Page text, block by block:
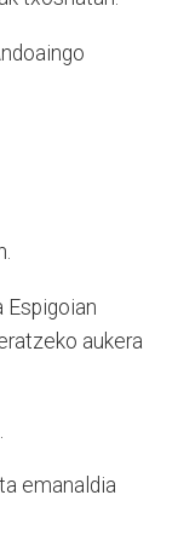
Espigoian
aukera
emanaldia